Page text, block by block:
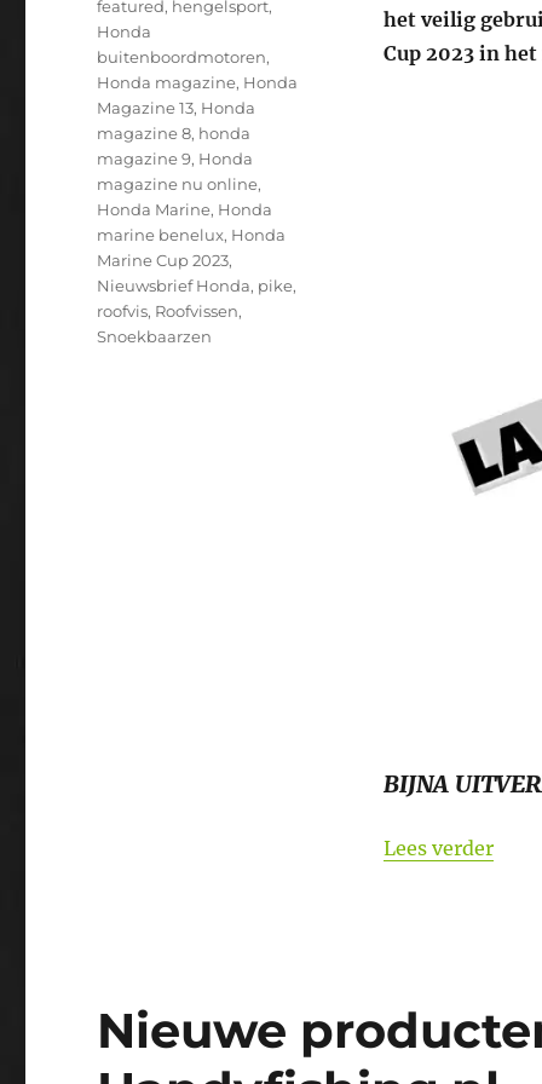
het veilig
Cup 2023 in
BIJNA
Lees verder
featured, hengelsport,
Honda
buitenboordmotoren,
Honda magazine, Honda
Magazine 13, Honda
magazine 8, honda
magazine 9, Honda
magazine nu online,
Honda Marine, Honda
marine benelux, Honda
Marine Cup 2023,
Nieuwsbrief Honda, pike,
roofvis, Roofvissen,
Snoekbaarzen
Nieuwe